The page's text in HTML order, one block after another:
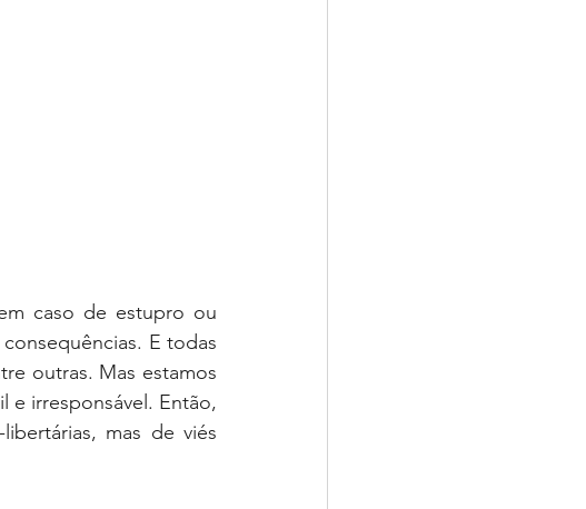
caso de estupro ou
E todas
outras. Mas estamos
e irresponsável. Então,
mas de viés